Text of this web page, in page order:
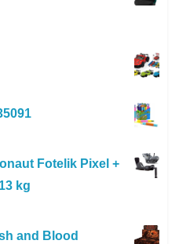
Fotelik Pixel +
kg
and Blood